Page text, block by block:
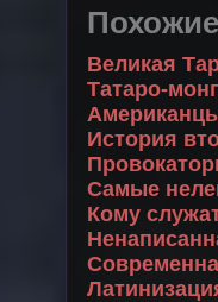
Великая
Татаро-
История
Самые
Кому